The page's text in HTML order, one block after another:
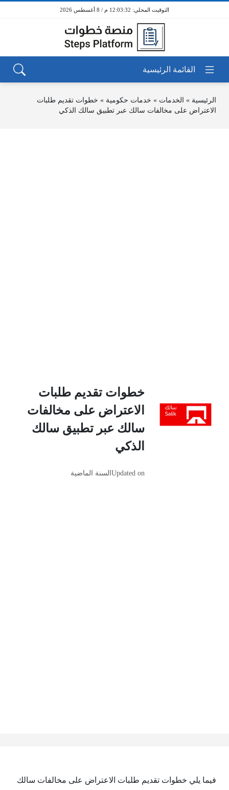
12:03:33 م / 8 أغسطس 2026
الرئيسية » الخدمات » خدمات حكومية » خطوات تقديم طلبات
الاعتراض على مخالفات سالك عبر تطبيق سالك الذكي
خطوات تقديم طلبات
الاعتراض على مخالفات
سالك عبر تطبيق سالك
الذكي
Updated onالسنة الماضية
فيما يلي خطوات تقديم طلبات الاعتراض على مخالفات سالك